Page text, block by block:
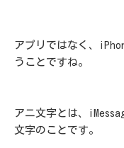
アプリではなく、
うことですね。
アニ文字とは、
文字のことです。